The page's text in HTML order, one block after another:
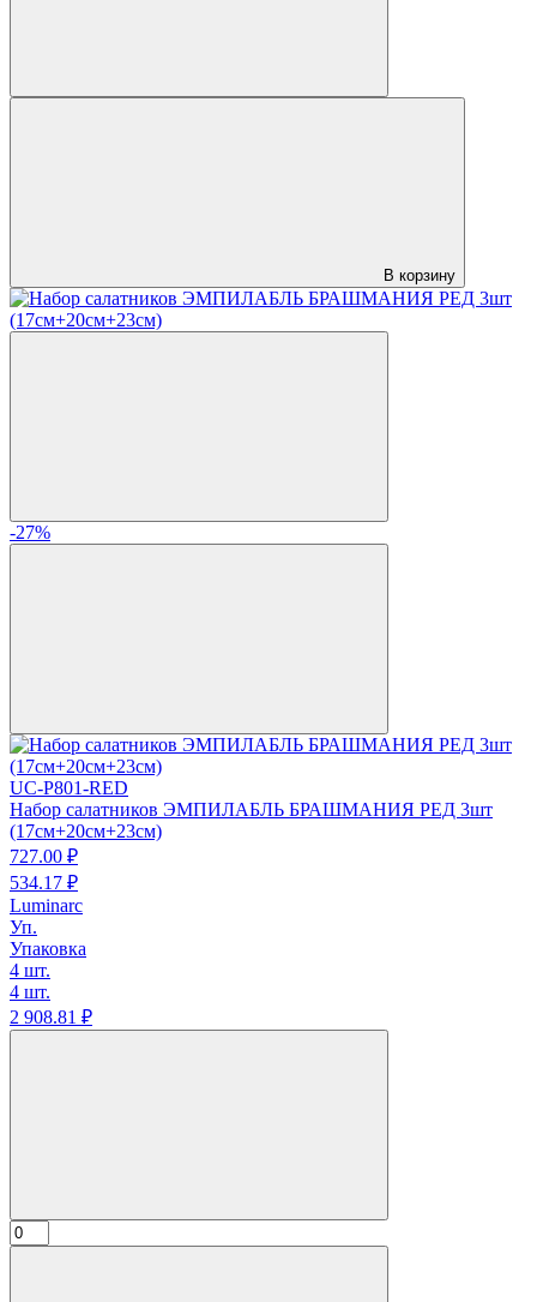
В корзину
-27%
UC-P801-RED
Набор салатников ЭМПИЛАБЛЬ БРАШМАНИЯ РЕД 3шт
(17см+20см+23см)
727.00 ₽
534.17 ₽
Luminarc
Уп.
Упаковка
4 шт.
4 шт.
2 908.81 ₽